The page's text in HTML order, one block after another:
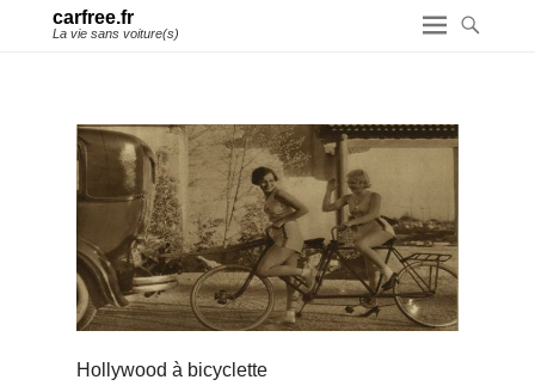
carfree.fr
La vie sans voiture(s)
Hollywood à bicyclette